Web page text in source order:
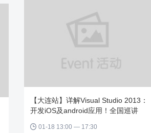
【大连站】详解Visual Studio 2013：
开发iOS及android应用！全国巡讲
 01-18 13:00 — 17:30